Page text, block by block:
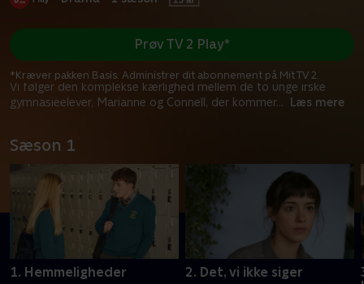
Vi følger den komplekse kærlighed mellem de to unge irske
gymnasieelever, Marianne og Connell, der kommer... Læs mere
Prøv TV 2 Play*
*Kræver pakken Basis. Administrer dit abonnement på Mit TV 2.
Sæson 1
1. Hemmeligheder 2. Det, vi ikke siger